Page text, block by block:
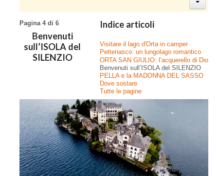
Indice articoli
Visitare il lago d'Orta in camper
Pettenasco: un lungolago romantico
ORTA SAN GIULIO: l’acquerello di Dio
Benvenuti sull’ISOLA del SILENZIO
PELLA e la MADONNA DEL SASSO
Dove sostare
Tutte le pagine
Pagina 4 di 6
Benvenuti
sull’ISOLA del
SILENZIO